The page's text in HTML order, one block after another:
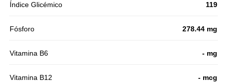
Índice Glicémico 119
Fósforo 278.44 mg
Vitamina B6 - mg
Vitamina B12 - mcg